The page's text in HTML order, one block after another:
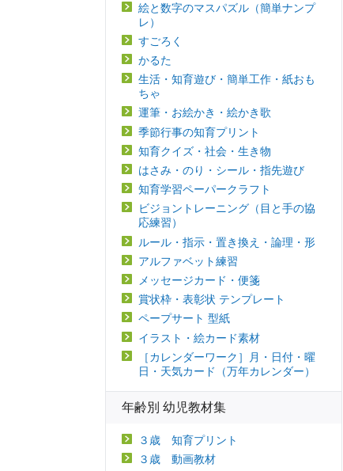
絵と数字のマスパズル（簡単ナンプ
レ）
すごろく
かるた
生活・知育遊び・簡単工作・紙おも
ちゃ
運筆・お絵かき・絵かき歌
季節行事の知育プリント
知育クイズ・社会・生き物
はさみ・のり・シール・指先遊び
知育学習ペーパークラフト
ビジョントレーニング（目と手の協
応練習）
ルール・指示・置き換え・論理・形
アルファベット練習
メッセージカード・便箋
賞状枠・表彰状 テンプレート
ペープサート 型紙
イラスト・絵カード素材
［カレンダーワーク］月・日付・曜
日・天気カード（万年カレンダー）
年齢別 幼児教材集
３歳 知育プリント
３歳 動画教材